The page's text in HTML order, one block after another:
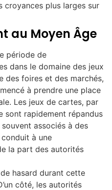
croyances plus larges sur
au Moyen Âge
période de
dans le domaine des jeux
des foires et des marchés,
à prendre une place
Les jeux de cartes, par
sont rapidement répandus
associés à des
à une
la part des autorités
hasard durant cette
côté, les autorités